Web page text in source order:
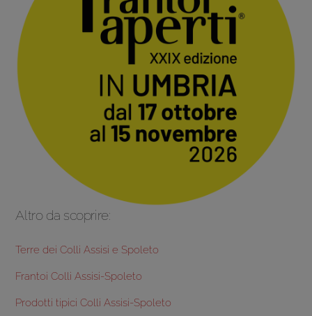
Altro da scoprire:
Terre dei Colli Assisi e Spoleto
Frantoi Colli Assisi-Spoleto
Prodotti tipici Colli Assisi-Spoleto